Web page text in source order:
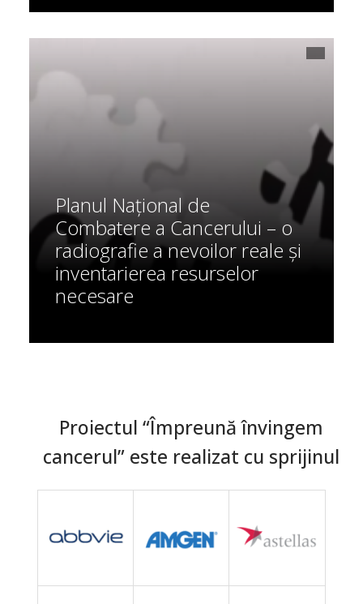
Planul Național de
Combatere a Cancerului – o
radiografie a nevoilor reale și
inventarierea resurselor
necesare
Proiectul “Împreună învingem
cancerul” este realizat cu sprijinul